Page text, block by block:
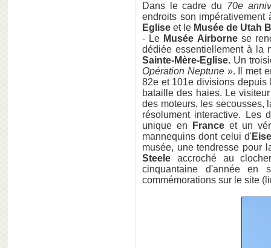
Dans le cadre du 70e
endroits son
Eglise et le Musée de Utah
- Le Musée Airbornese
dédiée essentiellement à la
Sainte-Mère-Eglise. Un
Opération Neptune». Il met
82e et 101e divisions
bataille des haies. Le
des moteurs, les secousses,
résolument interactive. Les
unique en
France et un
mannequins dont celui d'
musée, une tendresse pour
Steele accroché au
cinquantaine d'année en
commémorations sur le site